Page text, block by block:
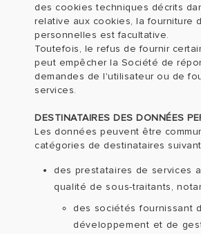
des cookies techniques décrits
relative aux cookies, la fourniture
personnelles est facultative.
Toutefois, le refus de fournir
peut empêcher la Société de
demandes de l'utilisateur ou de
services.
DESTINATAIRES DES DONNÉES
Les données peuvent être
catégories de destinataires
des prestataires de services
qualité de sous-traitants,
des sociétés fournissant
développement et de